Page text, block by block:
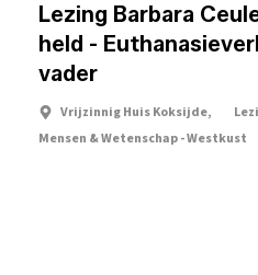
Lezing Barbara
held -
vader
Vrijzinnig Huis Koksijde,
Mensen & Wetenschap - Westkust